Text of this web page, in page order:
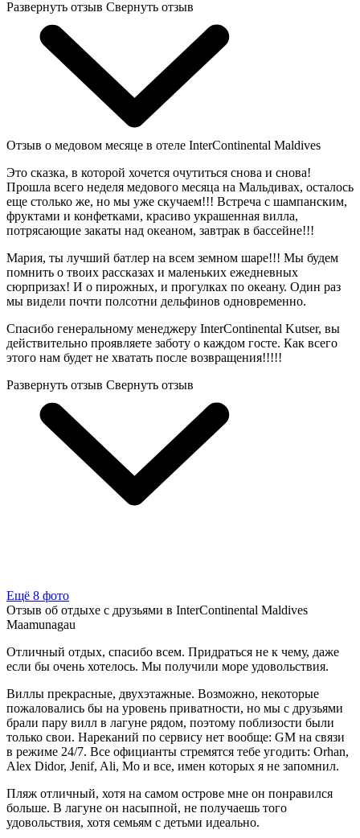
Развернуть отзыв Свернуть отзыв
Отзыв о медовом месяце в отеле InterContinental Maldives
Это сказка, в которой хочется очутиться снова и снова!
Прошла всего неделя медового месяца на Мальдивах, осталось
еще столько же, но мы уже скучаем!!! Встреча с шампанским,
фруктами и конфетками, красиво украшенная вилла,
потрясающие закаты над океаном, завтрак в бассейне!!!
Мария, ты лучший батлер на всем земном шаре!!! Мы будем
помнить о твоих рассказах и маленьких ежедневных
сюрпризах! И о пирожных, и прогулках по океану. Один раз
мы видели почти полсотни дельфинов одновременно.
Спасибо генеральному менеджеру InterContinental Kutser, вы
действительно проявляете заботу о каждом госте. Как всего
этого нам будет не хватать после возвращения!!!!!
Развернуть отзыв Свернуть отзыв
Ещё 8 фото
Отзыв об отдыхе с друзьями в InterContinental Maldives
Maamunagau
Отличный отдых, спасибо всем. Придраться не к чему, даже
если бы очень хотелось. Мы получили море удовольствия.
Виллы прекрасные, двухэтажные. Возможно, некоторые
пожаловались бы на уровень приватности, но мы с друзьями
брали пару вилл в лагуне рядом, поэтому поблизости были
только свои. Нареканий по сервису нет вообще: GM на связи
в режиме 24/7. Все официанты стремятся тебе угодить: Orhan,
Alex Didor, Jenif, Ali, Mo и все, имен которых я не запомнил.
Пляж отличный, хотя на самом острове мне он понравился
больше. В лагуне он насыпной, не получаешь того
удовольствия, хотя семьям с детьми идеально.